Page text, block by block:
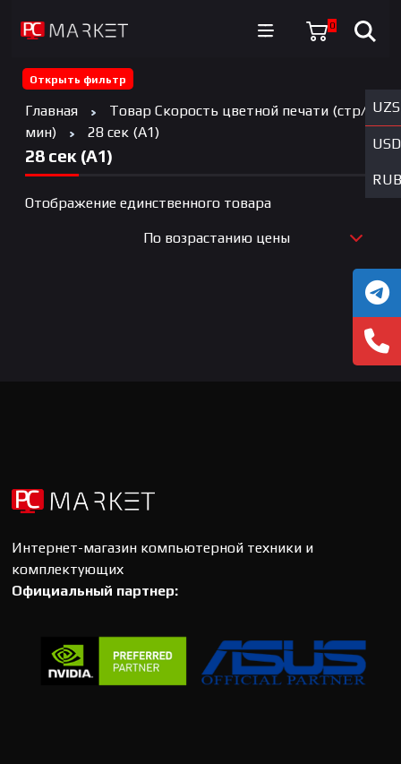
0
UZS
USD
RUB
Открыть фильтр
Главная
Товар Скорость цветной печати (стр/
мин)
28 сек (А1)
28 сек (А1)
Отображение единственного товара
По возрастанию цены
Интернет-магазин компьютерной техники и
комплектующих
Официальный партнер: